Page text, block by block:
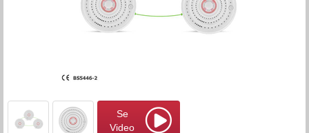
Se
Video